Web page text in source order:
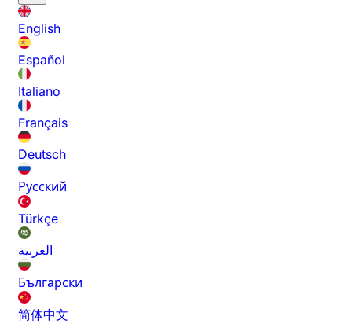
English
Español
Italiano
Français
Deutsch
Русский
Türkçe
العربية
Български
简体中文